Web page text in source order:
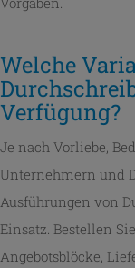
Welche
Verfügung?
Je nach Vorliebe,
Unternehmern und
Ausführungen von
Einsatz. Bestellen
Angebotsblöcke,